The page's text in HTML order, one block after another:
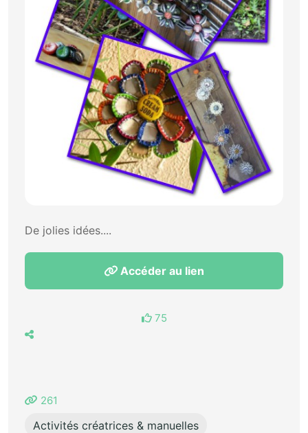
De jolies idées....
Accéder au lien
75
261
Activités créatrices & manuelles